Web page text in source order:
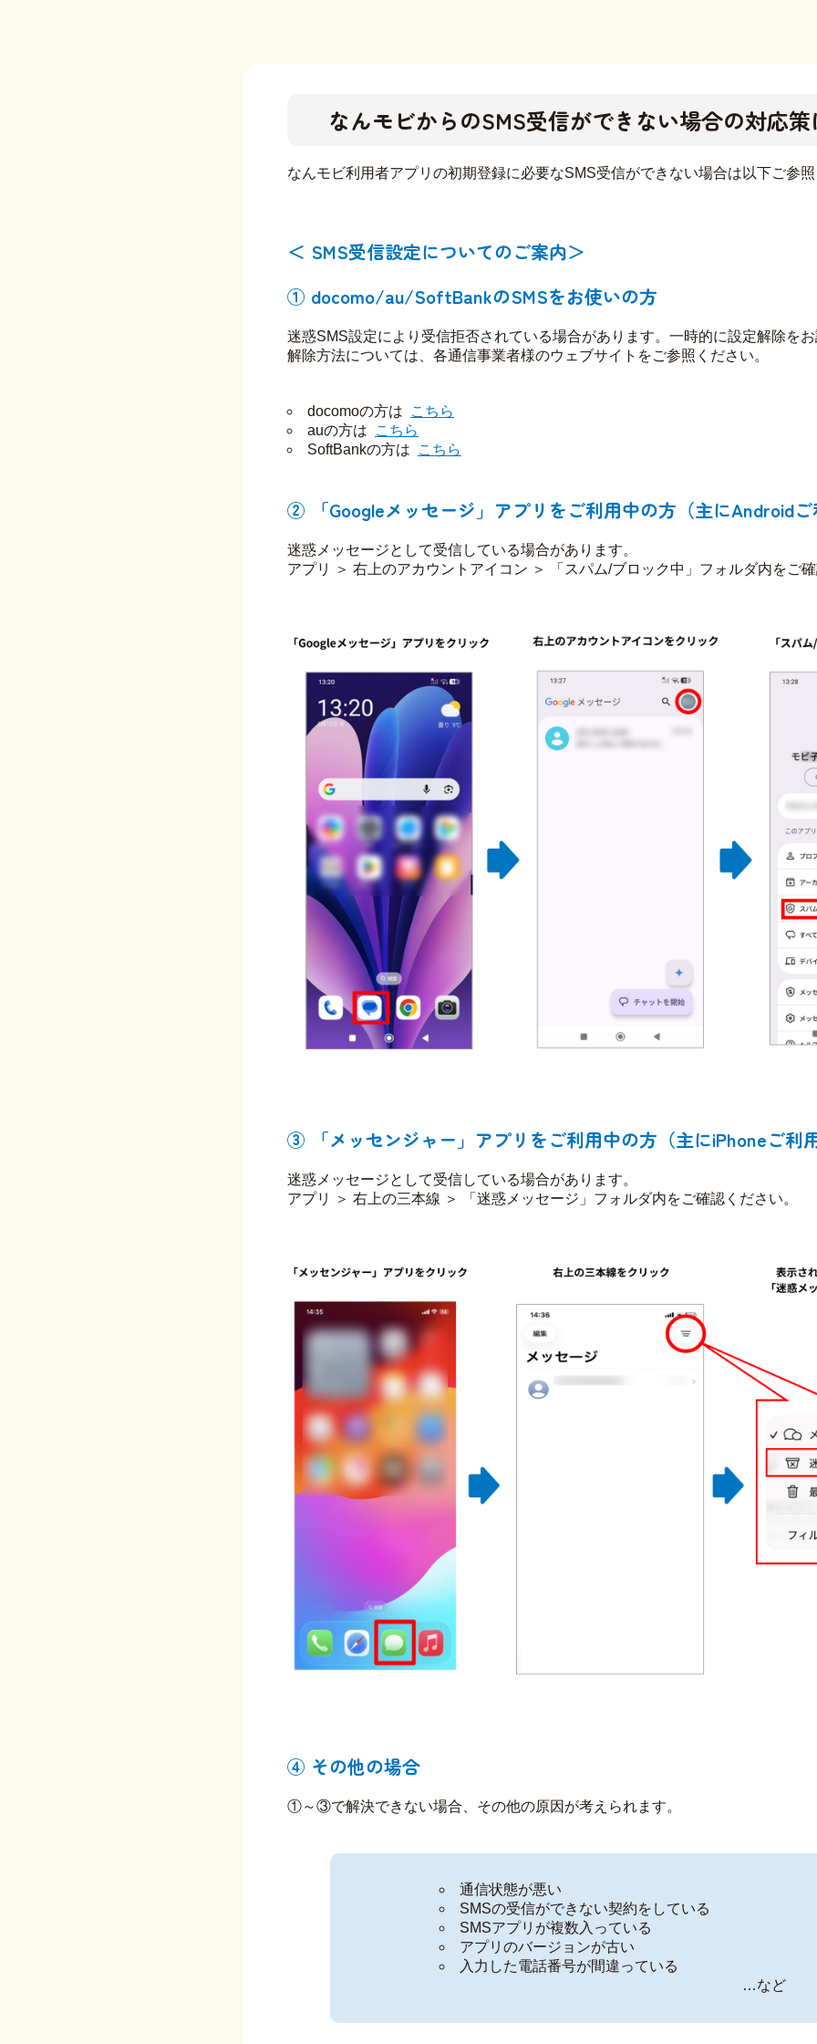
なんモビからのSMS受信ができない場合の対応
なんモビ利用者アプリの初期登録に必要なSMS受信ができない場合は以下ご参
＜ SMS受信設定についてのご案内＞​​
① docomo/au/SoftBankのSMSをお使いの方​
迷惑SMS設定により受信拒否されている場合があります。一時的に設定解除を
解除方法については、各通信事業者様のウェブサイトをご参照ください。
docomoの方は
こちら
auの方は
こちら
SoftBankの方は
こちら
② 「Googleメッセージ」アプリをご利用中の方（主にAndroid
迷惑メッセージとして受信している場合があります。​
アプリ ＞ 右上のアカウントアイコン ＞ 「スパム/ブロック中」フォルダ内をご
③ 「メッセンジャー」アプリをご利用中の方（主にiPhoneご利
迷惑メッセージとして受信している場合があります。​​
アプリ ＞ 右上の三本線 ＞ 「迷惑メッセージ」フォルダ内をご確認ください。​
④ その他の場合​
①～③で解決できない場合、その他の原因が考えられます。​
通信状態が悪い​​​
SMSの受信ができない契約をしている​​​
SMSアプリが複数入っている​​​
アプリのバージョンが古い​​​
入力した電話番号が間違っている​​​
…など​​